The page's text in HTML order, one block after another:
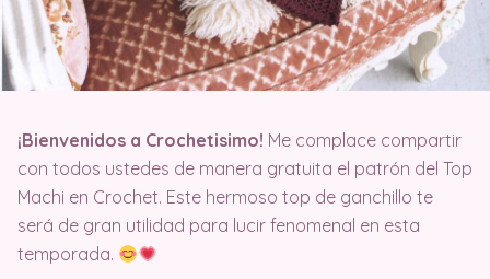
¡Bienvenidos a Crochetisimo! Me complace compartir
con todos ustedes de manera gratuita el patrón del Top
Machi en Crochet. Este hermoso top de ganchillo te
será de gran utilidad para lucir fenomenal en esta
temporada.